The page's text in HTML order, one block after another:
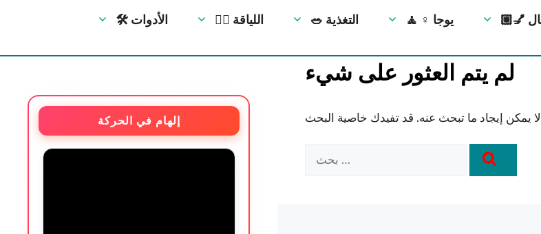
🛠 الأدوات 🏋️‍♀️ اللياقة 🥗 التغذية 🧘 ‍♀️ يوجا
لم يتم العثور على شيء
إلهام في الحركة